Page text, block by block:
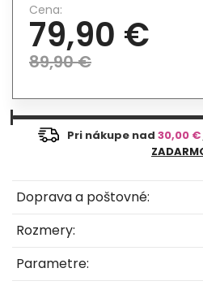
Cena:
79,90 €
89,90 €
Pri nákupe nad 30,00 €
Doprava a poštovné:
Rozmery:
Parametre: